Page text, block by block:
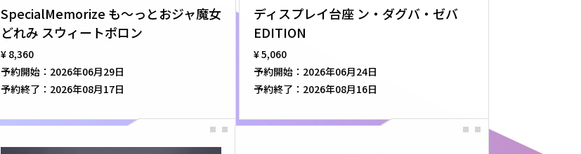
SpecialMemorize も～っとおジャ魔女
どれみ スウィートポロン
¥ 8,360
予約開始： 2026年06月29日
予約終了： 2026年08月17日
ディスプレイ台座 ン・ダグバ・ゼバ
EDITION
¥ 5,060
予約開始： 2026年06月24日
予約終了： 2026年08月16日